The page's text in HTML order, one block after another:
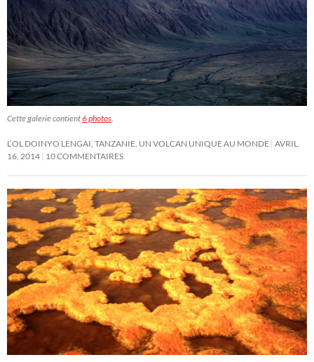
Cette galerie contient6 photos
L’OL DOINYO LENGAI, TANZANIE, UN VOLCAN UNIQUE AU MONDE AVRIL
16, 2014 10 COMMENTAIRES